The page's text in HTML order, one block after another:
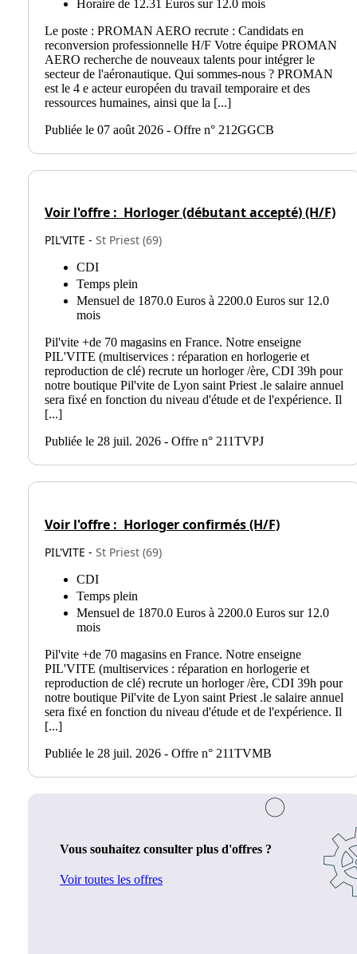
Horaire de 12.31 Euros sur 12.0 mois
Le poste : PROMAN AERO recrute : Candidats en
reconversion professionnelle H/F Votre équipe PROMAN
AERO recherche de nouveaux talents pour intégrer le
secteur de l'aéronautique. Qui sommes-nous ? PROMAN
est le 4 e acteur européen du travail temporaire et des
ressources humaines, ainsi que la [...]
Publiée le 07 août 2026 - Offre n° 212GGCB
Voir l'offre : Horloger (débutant accepté) (H/F)
PIL'VITE - St Priest (69)
CDI
Temps plein
Mensuel de 1870.0 Euros à 2200.0 Euros sur 12.0
mois
Pil'vite +de 70 magasins en France. Notre enseigne
PIL'VITE (multiservices : réparation en horlogerie et
reproduction de clé) recrute un horloger /ère, CDI 39h pour
notre boutique Pil'vite de Lyon saint Priest .le salaire annuel
sera fixé en fonction du niveau d'étude et de l'expérience. Il
[...]
Publiée le 28 juil. 2026 - Offre n° 211TVPJ
Voir l'offre : Horloger confirmés (H/F)
PIL'VITE - St Priest (69)
CDI
Temps plein
Mensuel de 1870.0 Euros à 2200.0 Euros sur 12.0
mois
Pil'vite +de 70 magasins en France. Notre enseigne
PIL'VITE (multiservices : réparation en horlogerie et
reproduction de clé) recrute un horloger /ère, CDI 39h pour
notre boutique Pil'vite de Lyon saint Priest .le salaire annuel
sera fixé en fonction du niveau d'étude et de l'expérience. Il
[...]
Publiée le 28 juil. 2026 - Offre n° 211TVMB
Vous souhaitez consulter plus d'offres ?
Voir toutes les offres